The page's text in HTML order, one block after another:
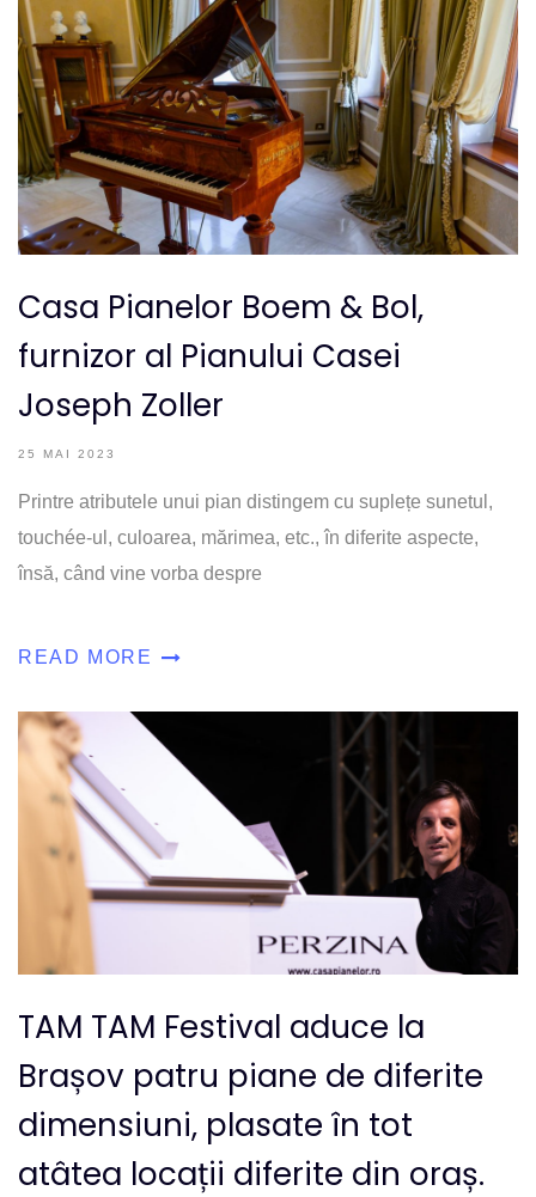
Casa Pianelor Boem & Bol,
furnizor al Pianului Casei
Joseph Zoller
25 MAI 2023
Printre atributele unui pian distingem cu suplețe sunetul,
touchée-ul, culoarea, mărimea, etc., în diferite aspecte,
însă, când vine vorba despre
READ MORE
TAM TAM Festival aduce la
Brașov patru piane de diferite
dimensiuni, plasate în tot
atâtea locații diferite din oraș.